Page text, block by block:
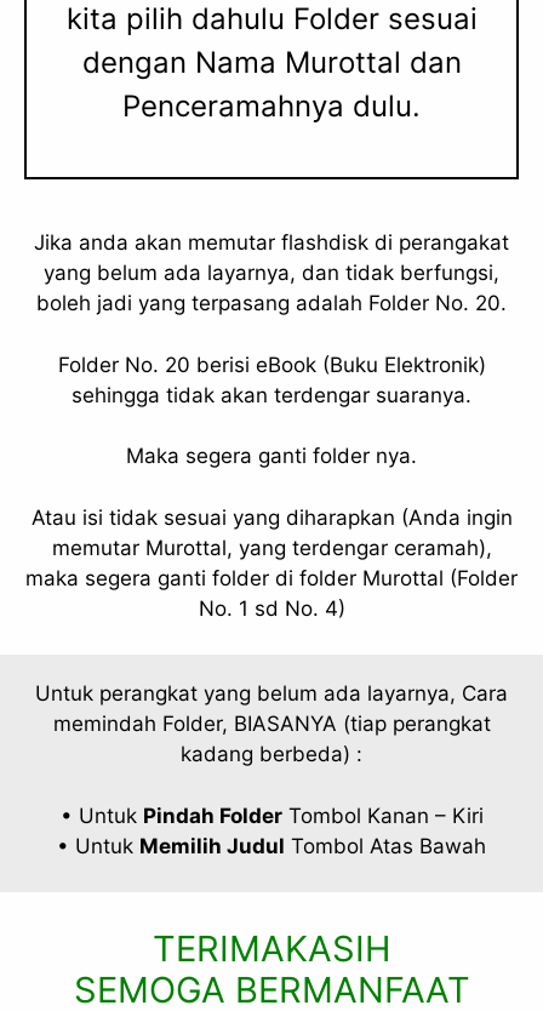
kita pilih dahulu Folder sesuai
dengan Nama Murottal dan
Penceramahnya dulu.
Jika anda akan memutar flashdisk di perangakat
yang belum ada layarnya, dan tidak berfungsi,
boleh jadi yang terpasang adalah Folder No. 20.
Folder No. 20 berisi eBook (Buku Elektronik)
sehingga tidak akan terdengar suaranya.
Maka segera ganti folder nya.
Atau isi tidak sesuai yang diharapkan (Anda ingin
memutar Murottal, yang terdengar ceramah),
maka segera ganti folder di folder Murottal (Folder
No. 1 sd No. 4)
Untuk perangkat yang belum ada layarnya, Cara
memindah Folder, BIASANYA (tiap perangkat
kadang berbeda) :
• Untuk Pindah FolderTombol Kanan – Kiri
• Untuk Memilih Judul Tombol Atas Bawah
TERIMAKASIH
SEMOGA BERMANFAAT